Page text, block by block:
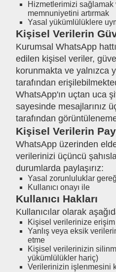
Hizmetlerimizi sağlamak
memnuniyetini artırmak
Yasal yükümlülüklere
Kişisel Verilerin
Kurumsal WhatsApp
edilen kişisel veriler,
korunmakta ve yalnızca
tarafından
WhatsApp'ın uçtan uca
sayesinde mesajlarınız
tarafından
Kişisel Verilerin
WhatsApp üzerinden
verilerinizi üçüncü
durumlarda paylaşırız:
Yasal zorunluluklar
Kullanıcı onayı ile
Kullanıcı Hakları
Kullanıcılar olarak
Kişisel verilerinize
Yanlış veya eksik
etme
Kişisel verilerinizin
yükümlülükler hariç)
Verilerinizin işlenmesini